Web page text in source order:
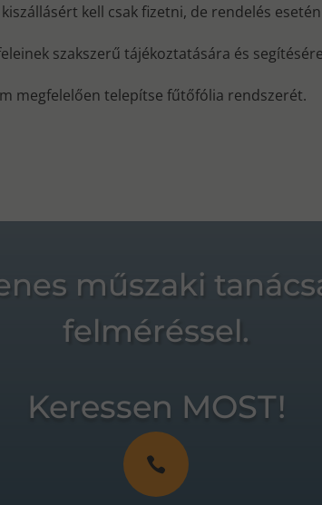
kiszállásért kell csak fizetni, de rendelés
szakszerű tájékoztatására és
megfelelően telepítse fűtőfólia rendszerét.
műszaki
felméréssel.
Keressen MOST!
